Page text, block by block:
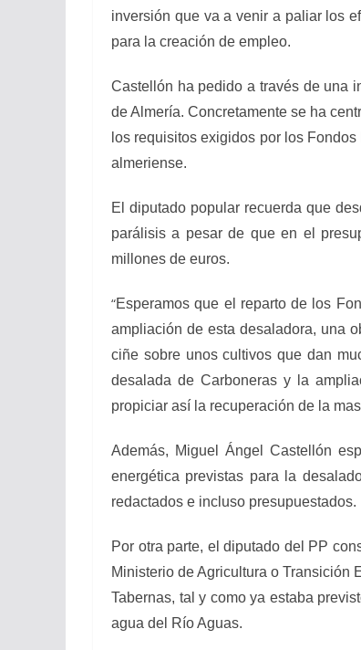
inversión que va a venir a paliar los
para la creación de empleo.
Castellón ha pedido a través de una
de Almería. Concretamente se ha
los requisitos exigidos por los
almeriense.
El diputado popular recuerda que
parálisis a pesar de que en el
millones de euros.
“Esperamos que el reparto de los
ampliación de esta desaladora, una
ciñe sobre unos cultivos que dan
desalada de Carboneras y la
propiciar así la recuperación de la
Además, Miguel Ángel Castellón
energética previstas para la
redactados e incluso presupuestados.
Por otra parte, el diputado del PP
Ministerio de Agricultura o Transición
Tabernas, tal y como ya estaba
agua del Río Aguas.